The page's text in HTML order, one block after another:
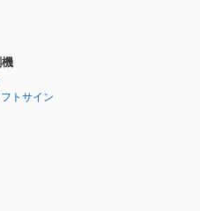
トサイン